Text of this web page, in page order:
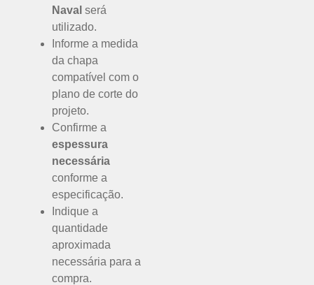
Naval será
utilizado.
Informe a medida
da chapa
compatível com o
plano de corte do
projeto.
Confirme a
espessura
necessária
conforme a
especificação.
Indique a
quantidade
aproximada
necessária para a
compra.